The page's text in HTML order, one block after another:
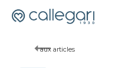
aux articles